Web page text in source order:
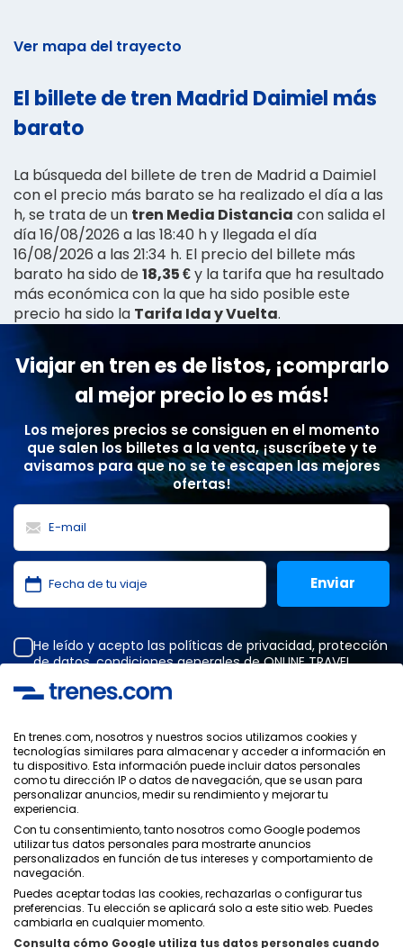
Ver mapa del trayecto
El billete de tren Madrid Daimiel más
barato
La búsqueda del billete de tren de Madrid a Daimiel
con el precio más barato se ha realizado el día a las
h, se trata de un tren Media Distancia con salida el
día 16/08/2026 a las 18:40 h y llegada el día
16/08/2026 a las 21:34 h. El precio del billete más
barato ha sido de18,35 €y la tarifa que ha resultado
más económica con la que ha sido posible este
precio ha sido la Tarifa Ida y Vuelta.
Viajar en tren es de listos, ¡comprarlo
al mejor precio lo es más!
Los mejores precios se consiguen en el momento
que salen los billetes a la venta, ¡suscríbete y te
avisamos para que no se te escapen las mejores
ofertas!
He leído y acepto las políticas de privacidad, protección
de datos,condiciones generalesde ONLINE TRAVEL
Política de Privacidad
Condiciones Generales
Política de Cookies
Aviso Legal
En trenes.com, nosotros y nuestros socios utilizamos cookies y
tecnologías similares para almacenar y acceder a información en
tu dispositivo. Esta información puede incluir datos personales
como tu dirección IP o datos de navegación, que se usan para
personalizar anuncios, medir su rendimiento y mejorar tu
experiencia.
Con tu consentimiento, tanto nosotros como Google podemos
utilizar tus datos personales para mostrarte anuncios
personalizados en función de tus intereses y comportamiento de
navegación.
Puedes aceptar todas las cookies, rechazarlas o configurar tus
preferencias. Tu elección se aplicará solo a este sitio web. Puedes
cambiarla en cualquier momento.
Consulta cómo Google utiliza tus datos personales cuando